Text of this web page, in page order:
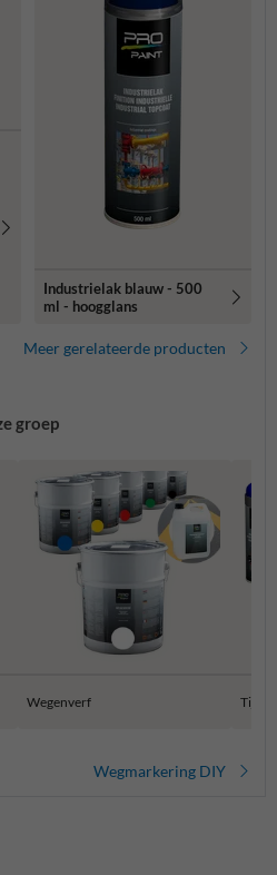
Industrielak blauw - 500
ml - hoogglans
Meer gerelateerde producten
groep
Wegenverf
Wegmarkering DIY